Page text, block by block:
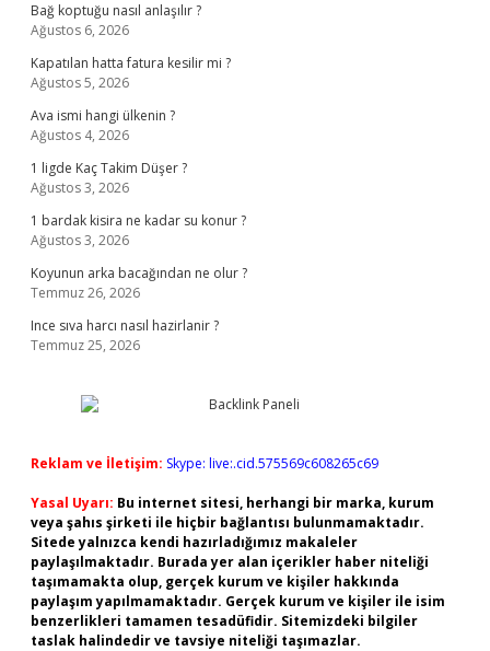
Bağ koptuğu nasıl anlaşılır ?
Ağustos 6, 2026
Kapatılan hatta fatura kesilir mi ?
Ağustos 5, 2026
Ava ismi hangi ülkenin ?
Ağustos 4, 2026
1 ligde Kaç Takim Düşer ?
Ağustos 3, 2026
1 bardak kisira ne kadar su konur ?
Ağustos 3, 2026
Koyunun arka bacağından ne olur ?
Temmuz 26, 2026
Ince sıva harcı nasıl hazirlanir ?
Temmuz 25, 2026
Reklam ve İletişim: Skype: live:.cid.575569c608265c69
Yasal Uyarı: Bu internet sitesi, herhangi bir marka, kurum
veya şahıs şirketi ile hiçbir bağlantısı bulunmamaktadır.
Sitede yalnızca kendi hazırladığımız makaleler
paylaşılmaktadır. Burada yer alan içerikler haber niteliği
taşımamakta olup, gerçek kurum ve kişiler hakkında
paylaşım yapılmamaktadır. Gerçek kurum ve kişiler ile isim
benzerlikleri tamamen tesadüfidir. Sitemizdeki bilgiler
taslak halindedir ve tavsiye niteliği taşımazlar.